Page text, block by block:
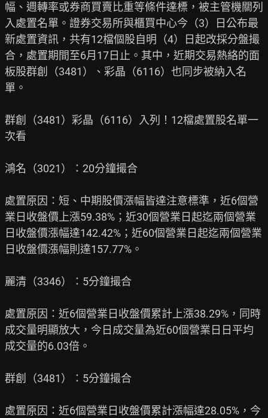
幅、週轉率或券商買賣比重等條件達標，被主管機關列
入處置名單。證券交易所與櫃買中心今（3）日公布最
新處置資訊，共有12檔個股自明（4）日起改採分盤撮
合，處置期間至6月17日止。其中，近期交易熱絡的面
板股群創（3481）、彩晶（6116）也同步被納入名
單。
群創（3481）彩晶（6116）入列！12檔處置股名單一
次看
鴻名（3021）：20分鐘撮合
處置原因：短、中期股價漲幅皆達注意標準，近6個營
業日收盤價上漲59.38%；近30個營業日起迄兩個營業
日收盤價漲幅達142.42%；近60個營業日起迄兩個營業
日收盤價漲幅則達157.77%。
麗清（3346）：5分鐘撮合
處置原因：近6個營業日收盤價累計上漲38.29%，同時
成交量明顯放大，今日成交量為近60個營業日日平均
成交量的6.03倍。
群創（3481）：5分鐘撮合
處置原因：近6個營業日收盤價累計漲幅達28.05%，今